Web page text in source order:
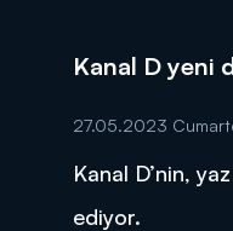
Kanal D yeni
27.05.2023
Kanal D’nin,
ediyor.